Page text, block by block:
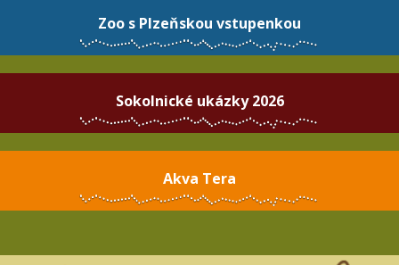
Zoo s Plzeňskou vstupenkou
Sokolnické ukázky 2026
Akva Tera